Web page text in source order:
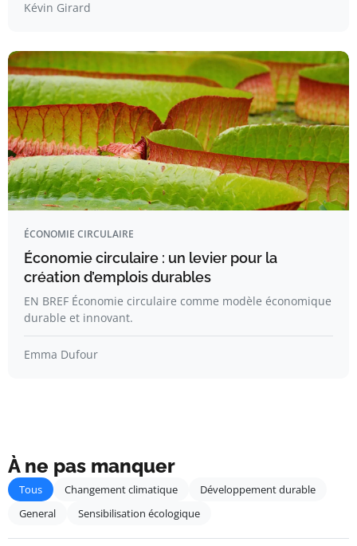
Kévin Girard
ÉCONOMIE CIRCULAIRE
Économie circulaire : un levier pour la
création d’emplois durables
EN BREF Économie circulaire comme modèle économique
durable et innovant.
Emma Dufour
À ne pas manquer
Tous Changement climatique
Développement durable
General
Sensibilisation écologique